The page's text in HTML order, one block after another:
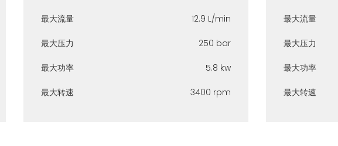
最大流量 12.9 L/min
最大压力 250 bar
最大功率 5.8 kw
最大转速 3400 rpm
最大流量
最大压力
最大功率
最大转速